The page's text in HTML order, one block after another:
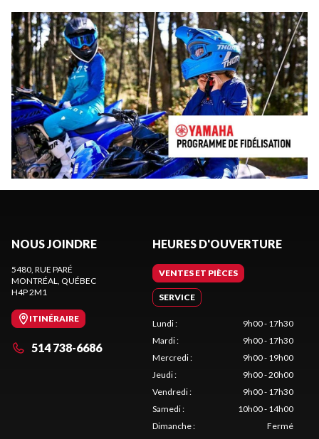
NOUS JOINDRE
5480, RUE PARÉ
MONTRÉAL, QUÉBEC
H4P 2M1
ITINÉRAIRE
514 738-6686
HEURES D'OUVERTURE
VENTES ET PIÈCES
SERVICE
Lundi:
9h00 - 17h30
Mardi:
9h00 - 17h30
Mercredi:
9h00 - 19h00
Jeudi:
9h00 - 20h00
Vendredi:
9h00 - 17h30
Samedi:
10h00 - 14h00
Dimanche: Fermé